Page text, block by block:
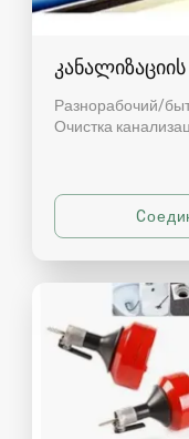
კანალიზაციის
Разнорабочий/
Очистка